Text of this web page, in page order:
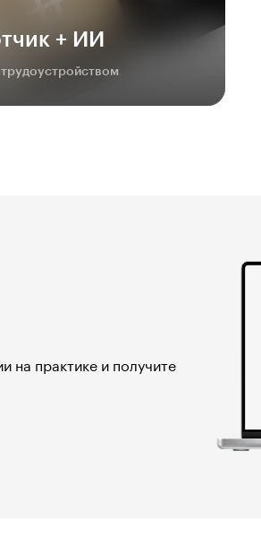
+ ИИ
трудоустройством
на практике и получите